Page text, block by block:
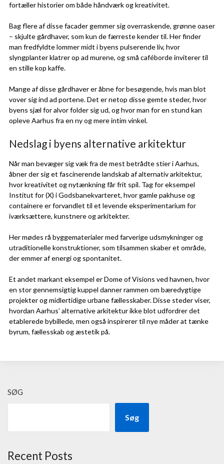
fortæller historier om både håndværk og kreativitet.
Bag flere af disse facader gemmer sig overraskende, grønne oaser
– skjulte gårdhaver, som kun de færreste kender til. Her finder
man fredfyldte lommer midt i byens pulserende liv, hvor
slyngplanter klatrer op ad murene, og små caféborde inviterer til
en stille kop kaffe.
Mange af disse gårdhaver er åbne for besøgende, hvis man blot
vover sig ind ad portene. Det er netop disse gemte steder, hvor
byens sjæl for alvor folder sig ud, og hvor man for en stund kan
opleve Aarhus fra en ny og mere intim vinkel.
Nedslag i byens alternative arkitektur
Når man bevæger sig væk fra de mest betrådte stier i Aarhus,
åbner der sig et fascinerende landskab af alternativ arkitektur,
hvor kreativitet og nytænkning får frit spil. Tag for eksempel
Institut for (X) i Godsbanekvarteret, hvor gamle pakhuse og
containere er forvandlet til et levende eksperimentarium for
iværksættere, kunstnere og arkitekter.
Her mødes rå byggematerialer med farverige udsmykninger og
utraditionelle konstruktioner, som tilsammen skaber et område,
der emmer af energi og spontanitet.
Et andet markant eksempel er Dome of Visions ved havnen, hvor
en stor gennemsigtig kuppel danner rammen om bæredygtige
projekter og midlertidige urbane fællesskaber. Disse steder viser,
hvordan Aarhus’ alternative arkitektur ikke blot udfordrer det
etablerede bybillede, men også inspirerer til nye måder at tænke
byrum, fællesskab og æstetik på.
SØG
Søg
Recent Posts